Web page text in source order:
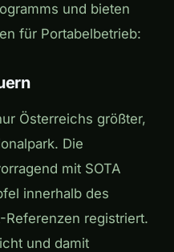
und bieten
für Portabelbetrieb:
Österreichs größter,
Die
mit SOTA
innerhalb des
Referenzen registriert.
und damit